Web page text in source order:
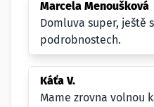
Marcela Menoušková
Domluva super, ještě
podrobnostech.
Káťa V.
Mame zrovna volnou